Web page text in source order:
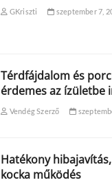
GKriszti szeptember 7,
Térdfájdalom és
érdemes az ízületbe
Vendég Szerző
Hatékony
kocka működés